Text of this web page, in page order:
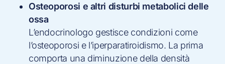
Osteoporosi e altri disturbi metabolici delle
ossa
L’endocrinologo gestisce condizioni come
l’osteoporosi e l’iperparatiroidismo. La prima
comporta una diminuzione della densità